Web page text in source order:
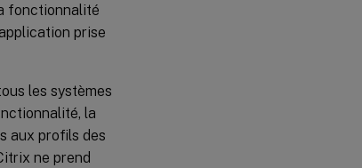
fonctionnalité
prise
les systèmes
la
aux profils des
ne prend